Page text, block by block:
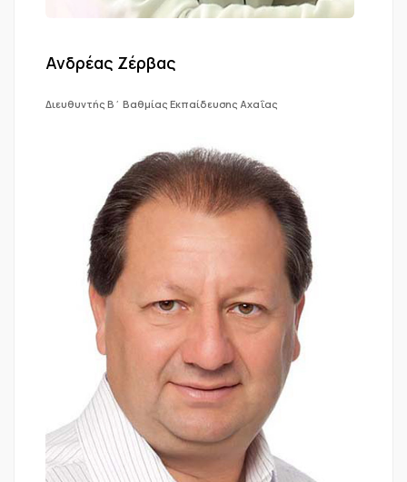
Ανδρέας Ζέρβας
Διευθυντής Β΄ Βαθμίας Εκπαίδευσης Αχαΐας